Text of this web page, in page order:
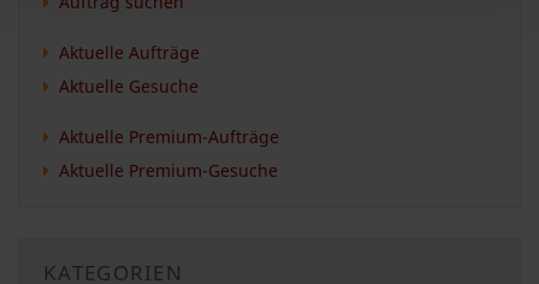
Aktuelle Aufträge
Aktuelle Gesuche
Aktuelle Premium-Aufträge
Aktuelle Premium-Gesuche
KATEGORIEN